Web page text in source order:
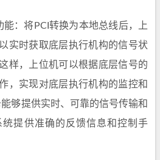
能：将PCI转换为本地总线后，上
实时获取底层执行机构的信号状
样，上位机可以根据底层信号的
，实现对底层执行机构的监控和
够提供实时、可靠的信号传输和
提供准确的反馈信息和控制手